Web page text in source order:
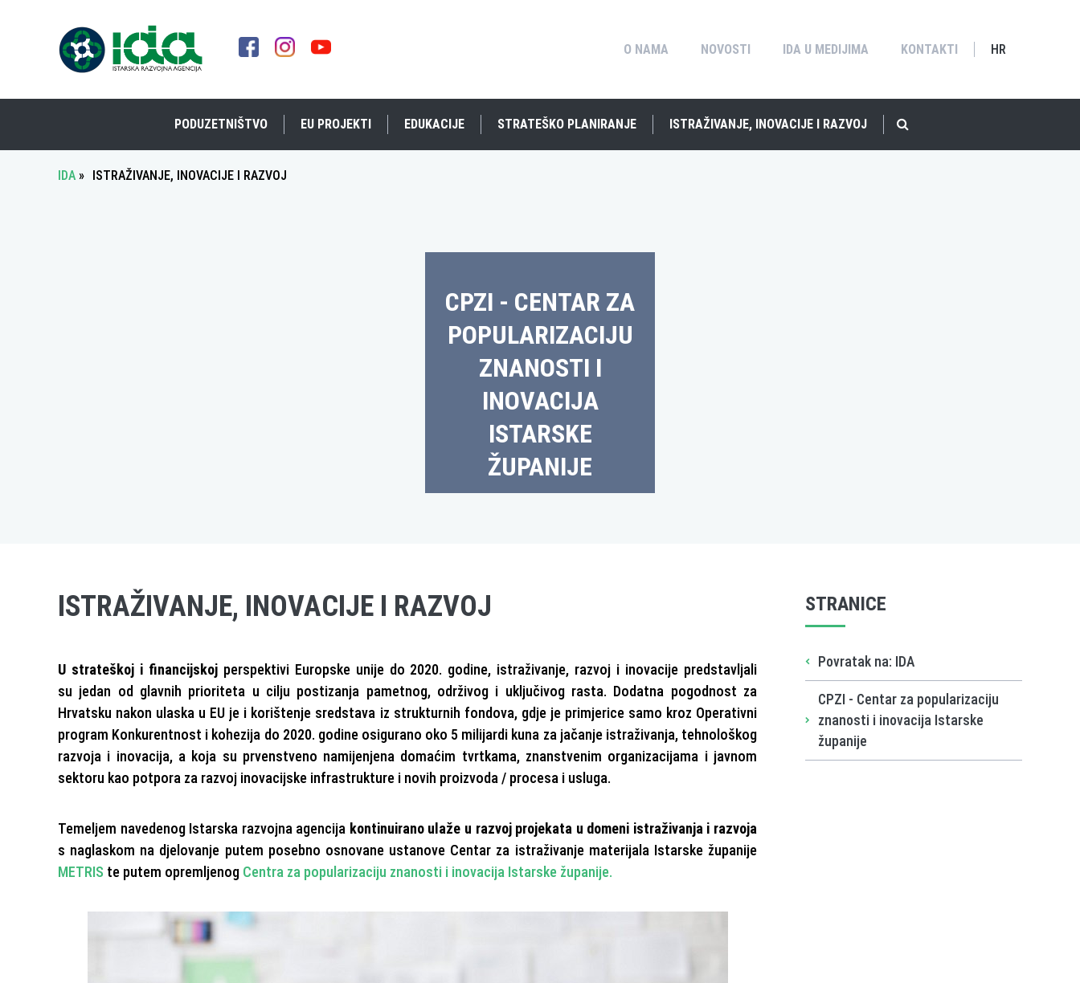
O NAMA NOVOSTI IDA U MEDIJIMA KONTAKTI HR
PODUZETNIŠTVO EU PROJEKTI EDUKACIJE STRATEŠKO PLANIRANJE ISTRAŽIVANJE, INOVACIJE I RAZVOJ
IDA » ISTRAŽIVANJE, INOVACIJE I RAZVOJ
CPZI - CENTAR ZA
POPULARIZACIJU
ZNANOSTI I
INOVACIJA
ISTARSKE
ŽUPANIJE
ISTRAŽIVANJE, INOVACIJE I RAZVOJ
U strateškoj i financijskojperspektivi Europske unije do 2020. godine, istraživanje, razvoj i inovacije predstavljali
su jedan od glavnih prioriteta u cilju postizanja pametnog, održivog i uključivog rasta. Dodatna pogodnost za
Hrvatsku nakon ulaska u EU je i korištenje sredstava iz strukturnih fondova, gdje je primjerice samo kroz Operativni
program Konkurentnost i kohezija do 2020. godine osigurano oko 5 milijardi kuna za jačanje istraživanja, tehnološkog
razvoja i inovacija, a koja su prvenstveno namijenjena domaćim tvrtkama, znanstvenim organizacijama i javnom
sektoru kao potpora za razvoj inovacijske infrastrukture i novih proizvoda / procesa i usluga.
Temeljem navedenog Istarska razvojna agencija kontinuirano ulaže u razvoj projekata u domeni istraživanja i razvoja
s naglaskom na djelovanje putem posebno osnovane ustanove Centar za istraživanje materijala Istarske županije
METRIS te putem opremljenog Centra za popularizaciju znanosti i inovacija Istarske županije.
STRANICE
Povratak na: IDA
CPZI - Centar za popularizaciju
znanosti i inovacija Istarske
županije